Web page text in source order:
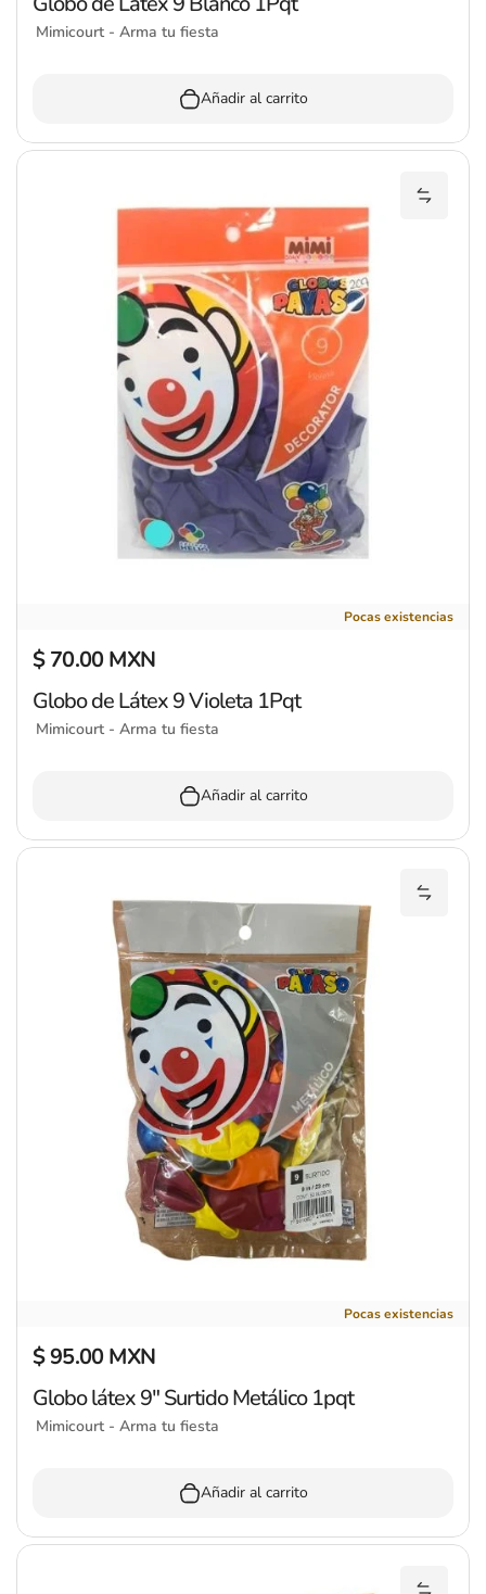
Mimicourt - Arma tu fiesta
Añadir al carrito
Pocas existencias
Precio regular
$ 70.00 MXN
Globo de Látex 9 Violeta 1Pqt
Mimicourt - Arma tu fiesta
Añadir al carrito
Pocas existencias
Precio regular
$ 95.00 MXN
Globo látex 9" Surtido Metálico 1pqt
Mimicourt - Arma tu fiesta
Añadir al carrito